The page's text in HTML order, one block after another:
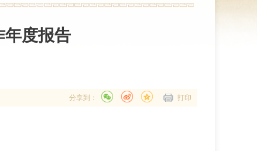
年度报告
打印
分享到：